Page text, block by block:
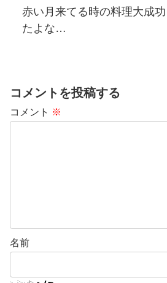
赤い月来てる時の料理大成
たよな…
コメントを投稿する
コメント ※
名前